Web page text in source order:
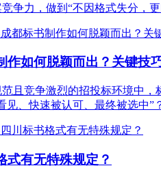
争力，做到“不因格式失分，
作如何脱颖而出？关键技
且竞争激烈的招投标环境中
见、快速被认可、最终被选中
式有无特殊规定？